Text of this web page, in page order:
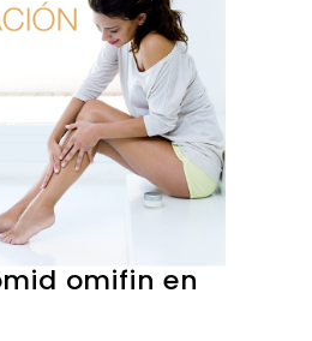
omifin en